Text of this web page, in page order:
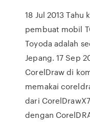
18 Jul 2013 Tahu
pembuat mobil
Toyoda adalah
Jepang. 17 Sep
CorelDraw di
memakai
dari
dengan